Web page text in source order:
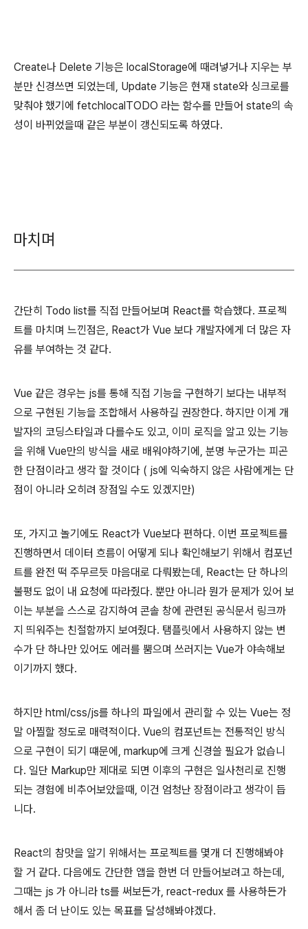
Create나 Delete 기능은 localStorage에 때려넣거나 지우는 부
분만 신경쓰면 되었는데, Update 기능은 현재 state와 싱크로를
맞춰야 했기에 fetchlocalTODO 라는 함수를 만들어 state의 속
성이 바뀌었을때 같은 부분이 갱신되도록 하였다.
마치며
간단히 Todo list를 직접 만들어보며 React를 학습했다. 프로젝
트를 마치며 느낀점은, React가 Vue 보다 개발자에게 더 많은 자
유를 부여하는 것 같다.
Vue 같은 경우는 js를 통해 직접 기능을 구현하기 보다는 내부적
으로 구현된 기능을 조합해서 사용하길 권장한다. 하지만 이게 개
발자의 코딩스타일과 다를수도 있고, 이미 로직을 알고 있는 기능
을 위해 Vue만의 방식을 새로 배워야하기에, 분명 누군가는 피곤
한 단점이라고 생각 할 것이다 ( js에 익숙하지 않은 사람에게는 단
점이 아니라 오히려 장점일 수도 있겠지만)
또, 가지고 놀기에도 React가 Vue보다 편하다. 이번 프로젝트를
진행하면서 데이터 흐름이 어떻게 되나 확인해보기 위해서 컴포넌
트를 완전 떡 주무르듯 마음대로 다뤄봤는데, React는 단 하나의
불평도 없이 내 요청에 따라줬다. 뿐만 아니라 뭔가 문제가 있어 보
이는 부분을 스스로 감지하여 콘솔 창에 관련된 공식문서 링크까
지 띄워주는 친절함까지 보여줬다. 탬플릿에서 사용하지 않는 변
수가 단 하나만 있어도 에러를 뿜으며 쓰러지는 Vue가 야속해보
이기까지 했다.
하지만 html/css/js를 하나의 파일에서 관리할 수 있는 Vue는 정
말 아찔할 정도로 매력적이다. Vue의 컴포넌트는 전통적인 방식
으로 구현이 되기 떄문에, markup에 크게 신경쓸 필요가 없습니
다. 일단 Markup만 제대로 되면 이후의 구현은 일사천리로 진행
되는 경험에 비추어보았을때, 이건 엄청난 장점이라고 생각이 듭
니다.
React의 참맛을 알기 위해서는 프로젝트를 몇개 더 진행해봐야
할 거 같다. 다음에도 간단한 앱을 한번 더 만들어보려고 하는데,
그때는 js 가 아니라 ts를 써보든가, react-redux 를 사용하든가
해서 좀 더 난이도 있는 목표를 달성해봐야겠다.